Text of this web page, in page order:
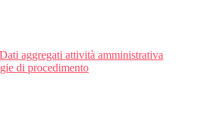
Dati aggregati attività amministrativa
di procedimento